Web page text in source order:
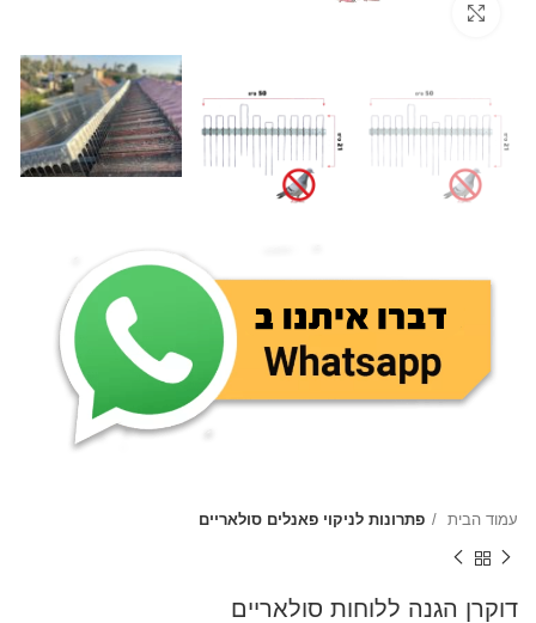
עמוד הבית פתרונות לניקוי פאנלים סולאריים
דוקרן הגנה ללוחות סולאריים